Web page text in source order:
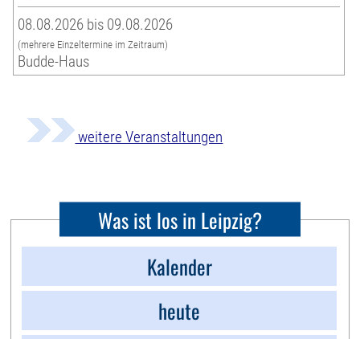
08.08.2026 bis 09.08.2026
(mehrere Einzeltermine im Zeitraum)
Budde-Haus
weitere Veranstaltungen
Was ist los in Leipzig?
Kalender
heute